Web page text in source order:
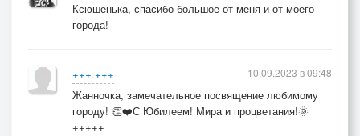
Ксюшенька, спасибо большое от меня и от моего
города!
+++ +++
Жанночка, замечательное посвящение любимому
городу! 👏❤️С Юбилеем! Мира и процветания!🌞
+++++
10.09.2023 в 09:48